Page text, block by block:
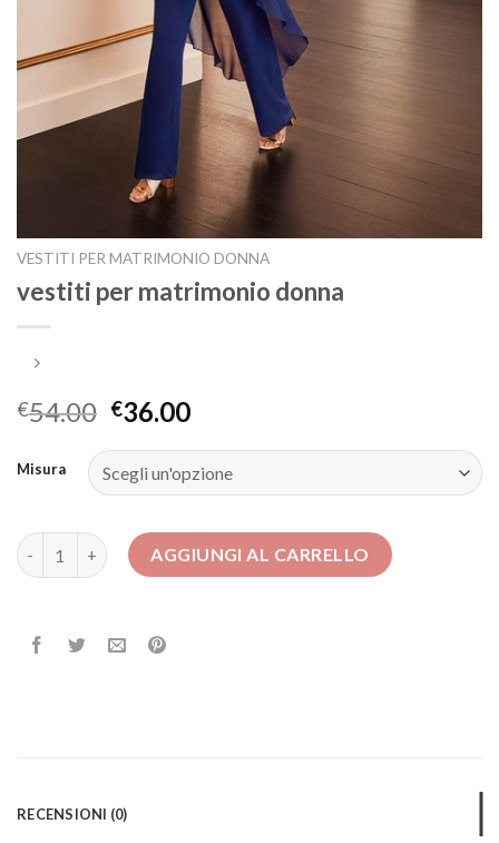
VESTITI PER MATRIMONIO DONNA
vestiti per matrimonio donna
€54.00 €36.00
Misura
vestiti per matrimonio donna quantità
AGGIUNGI AL CARRELLO
RECENSIONI (0)